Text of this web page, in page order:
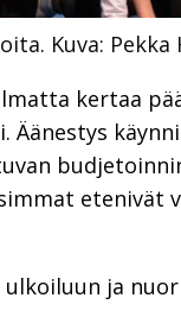
Kuva: Pekka
kertaa
Äänestys
etenivät
ja